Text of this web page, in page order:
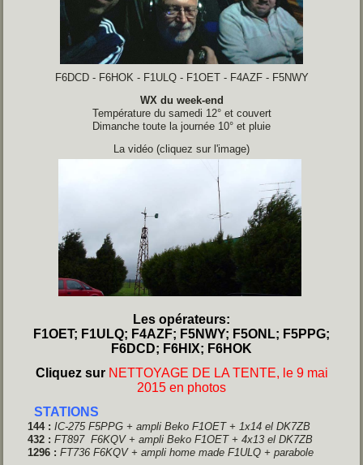
F6DCD - F6HOK - F1ULQ - F1OET - F4AZF - F5NWY
WX du week-end
Température du samedi 12° et couvert
Dimanche toute la journée 10° et pluie
La vidéo (cliquez sur l'image)
Les opérateurs:
F1OET; F1ULQ; F4AZF; F5NWY; F5ONL; F5PPG;
F6DCD; F6HIX; F6HOK
Cliquez sur NETTOYAGE DE LA TENTE, le 9 mai
2015 en photos
STATIONS
144 : IC-275 F5PPG + ampli Beko F1OET + 1x14 el DK7ZB
432 :FT897 F6KQV + ampli Beko F1OET + 4x13 el DK7ZB
1296 : FT736 F6KQV + ampli home made F1ULQ + parabole